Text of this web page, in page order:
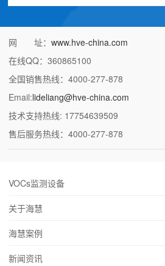
网 址： www.hve-china.com
在线QQ：360865100
全国销售热线：4000-277-878
Email:lideliang@hve-china.com
技术支持热线: 17754639509
售后服务热线：4000-277-878
VOCs监测设备
关于海慧
海慧案例
新闻资讯